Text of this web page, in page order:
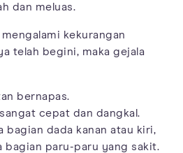
dan meluas.
kekurangan
telah begini, maka gejala
bernapas.
cepat dan dangkal.
bagian dada kanan atau kiri,
bagian paru-paru yang sakit.